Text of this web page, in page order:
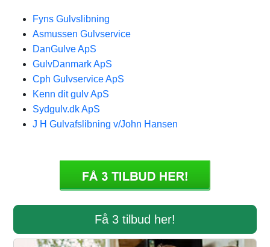
Fyns Gulvslibning
Asmussen Gulvservice
DanGulve ApS
GulvDanmark ApS
Cph Gulvservice ApS
Kenn dit gulv ApS
Sydgulv.dk ApS
J H Gulvafslibning v/John Hansen
Få 3 tilbud her!